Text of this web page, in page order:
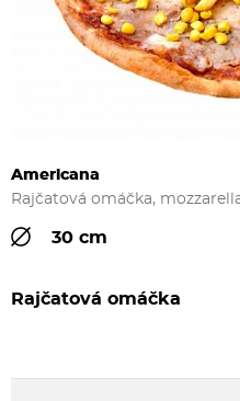
Americana
Rajčatová omáčka,
30 cm
Rajčatová omáčka